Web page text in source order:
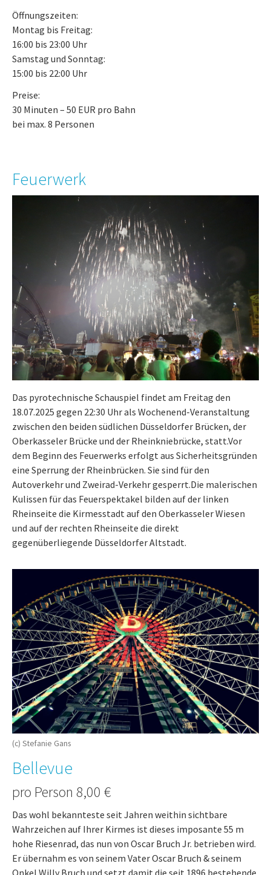
Öffnungszeiten:
Montag bis Freitag:
16:00 bis 23:00 Uhr
Samstag und Sonntag:
15:00 bis 22:00 Uhr
Preise:
30 Minuten – 50 EUR pro Bahn
bei max. 8 Personen
Feuerwerk
Das pyrotechnische Schauspiel findet am Freitag den
18.07.2025 gegen 22:30 Uhr als Wochenend-Veranstaltung
zwischen den beiden südlichen Düsseldorfer Brücken, der
Oberkasseler Brücke und der Rheinkniebrücke, statt.Vor
dem Beginn des Feuerwerks erfolgt aus Sicherheitsgründen
eine Sperrung der Rheinbrücken. Sie sind für den
Autoverkehr und Zweirad-Verkehr gesperrt.Die malerischen
Kulissen für das Feuerspektakel bilden auf der linken
Rheinseite die Kirmesstadt auf den Oberkasseler Wiesen
und auf der rechten Rheinseite die direkt
gegenüberliegende Düsseldorfer Altstadt.
(c) Stefanie Gans
Bellevue
pro Person 8,00 €
Das wohl bekannteste seit Jahren weithin sichtbare
Wahrzeichen auf Ihrer Kirmes ist dieses imposante 55 m
hohe Riesenrad, das nun von Oscar Bruch Jr. betrieben wird.
Er übernahm es von seinem Vater Oscar Bruch & seinem